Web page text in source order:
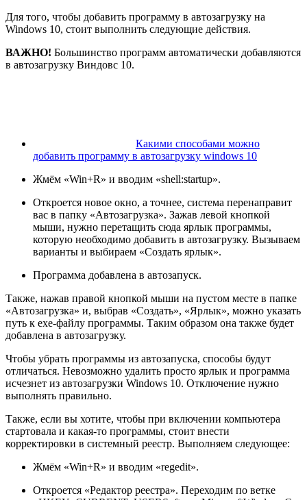
Для того, чтобы добавить программу в автозагрузку на
Windows 10, стоит выполнить следующие действия.
ВАЖНО! Большинство программ автоматически добавляются
в автозагрузку Виндовс 10.
Какими способами можно
добавить программу в автозагрузку windows 10
Жмём «Win+R» и вводим «shell:startup».
Откроется новое окно, а точнее, система перенаправит
вас в папку «Автозагрузка». Зажав левой кнопкой
мыши, нужно перетащить сюда ярлык программы,
которую необходимо добавить в автозагрузку. Вызываем
варианты и выбираем «Создать ярлык».
Программа добавлена в автозапуск.
Также, нажав правой кнопкой мыши на пустом месте в папке
«Автозагрузка» и, выбрав «Создать», «Ярлык», можно указать
путь к exe-файлу программы. Таким образом она также будет
добавлена в автозагрузку.
Чтобы убрать программы из автозапуска, способы будут
отличаться. Невозможно удалить просто ярлык и программа
исчезнет из автозагрузки Windows 10. Отключение нужно
выполнять правильно.
Также, если вы хотите, чтобы при включении компьютера
стартовала и какая-то программы, стоит внести
корректировки в системный реестр. Выполняем следующее:
Жмём «Win+R» и вводим «regedit».
Откроется «Редактор реестра». Переходим по ветке